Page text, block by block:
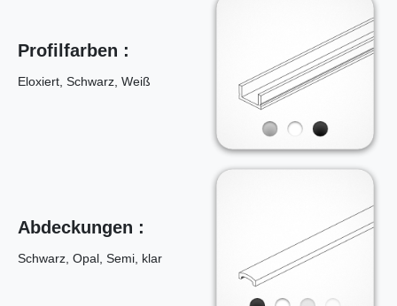
Profilfarben :
Eloxiert, Schwarz, Weiß
Abdeckungen :
Schwarz, Opal, Semi, klar